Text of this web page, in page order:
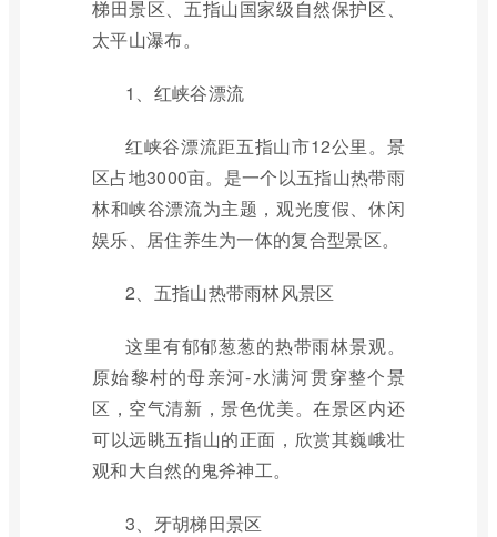
梯田景区、五指山国家级自然保护区、
太平山瀑布。
1、红峡谷漂流
红峡谷漂流距五指山市12公里。景
区占地3000亩。是一个以五指山热带雨
林和峡谷漂流为主题，观光度假、休闲
娱乐、居住养生为一体的复合型景区。
2、五指山热带雨林风景区
这里有郁郁葱葱的热带雨林景观。
原始黎村的母亲河-水满河贯穿整个景
区，空气清新，景色优美。在景区内还
可以远眺五指山的正面，欣赏其巍峨壮
观和大自然的鬼斧神工。
3、牙胡梯田景区